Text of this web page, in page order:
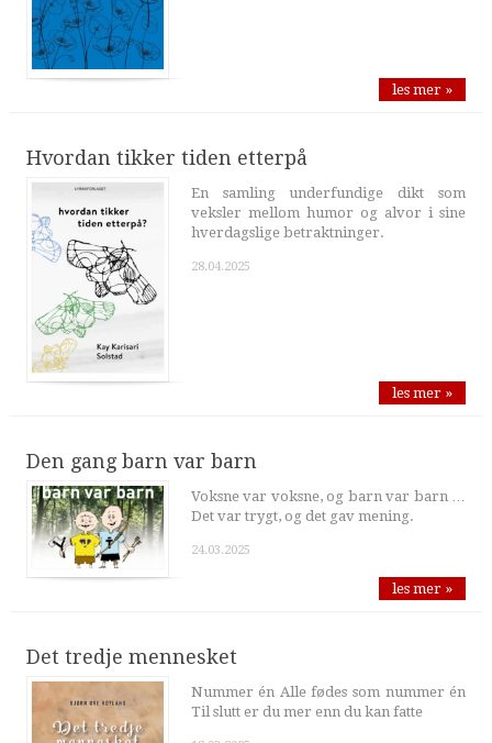
les mer »
Hvordan tikker tiden etterpå
En samling underfundige dikt som
veksler mellom humor og alvor i sine
hverdagslige betraktninger.
28.04.2025
les mer »
Den gang barn var barn
Voksne var voksne, og barn var barn …
Det var trygt, og det gav mening.
24.03.2025
les mer »
Det tredje mennesket
Nummer én Alle fødes som nummer én
Til slutt er du mer enn du kan fatte